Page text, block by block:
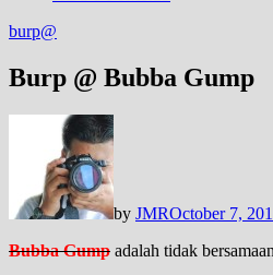
burp@
Burp @ Bubba Gump
by JMROctober 7,
Bubba Gump adalah tidak